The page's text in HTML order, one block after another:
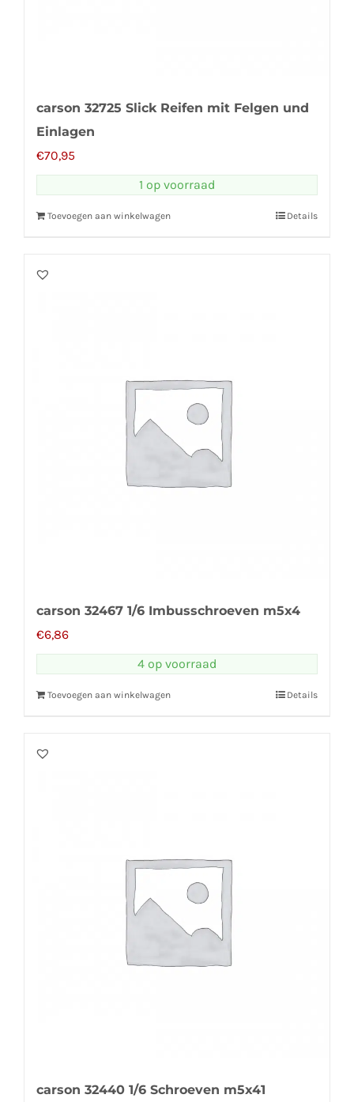
carson 32725 Slick Reifen mit Felgen und
Einlagen
€70,95
1 op voorraad
Toevoegen aan winkelwagen Details
carson 32467 1/6 Imbusschroeven m5x4
€6,86
4 op voorraad
Toevoegen aan winkelwagen Details
carson 32440 1/6 Schroeven m5x41